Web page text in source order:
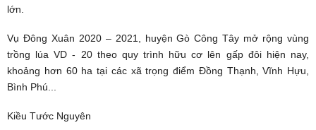
lớn.
Vụ Đông Xuân 2020 – 2021, huyện Gò Công Tây mở rộng vùng
trồng lúa VD - 20 theo quy trình hữu cơ lên gấp đôi hiện nay,
khoảng hơn 60 ha tại các xã trọng điểm Đồng Thạnh, Vĩnh Hựu,
Bình Phú...
Kiều Tước Nguyên